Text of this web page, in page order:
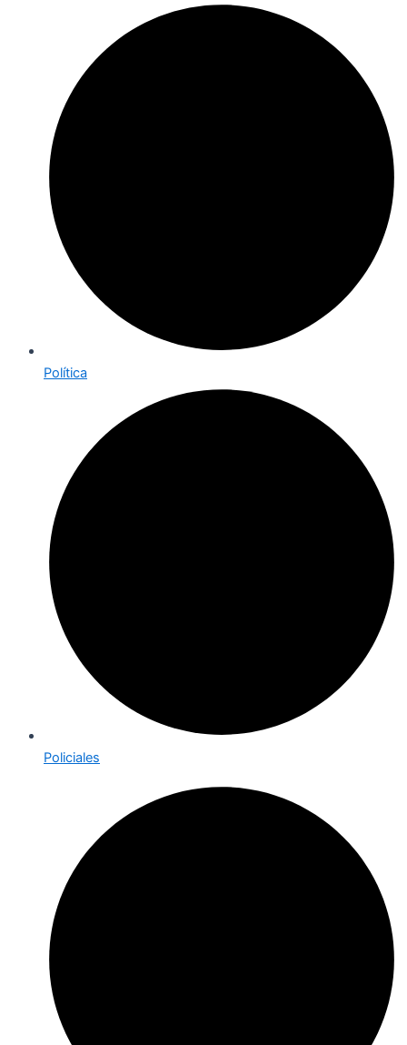
Política
Policiales